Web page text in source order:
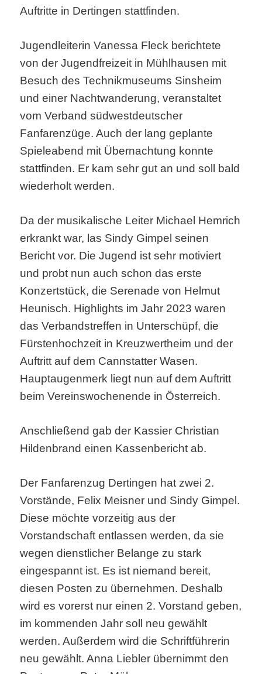
Auftritte in Dertingen stattfinden.
Jugendleiterin Vanessa Fleck berichtete
von der Jugendfreizeit in Mühlhausen mit
Besuch des Technikmuseums Sinsheim
und einer Nachtwanderung, veranstaltet
vom Verband südwestdeutscher
Fanfarenzüge. Auch der lang geplante
Spieleabend mit Übernachtung konnte
stattfinden. Er kam sehr gut an und soll bald
wiederholt werden.
Da der musikalische Leiter Michael Hemrich
erkrankt war, las Sindy Gimpel seinen
Bericht vor. Die Jugend ist sehr motiviert
und probt nun auch schon das erste
Konzertstück, die Serenade von Helmut
Heunisch. Highlights im Jahr 2023 waren
das Verbandstreffen in Unterschüpf, die
Fürstenhochzeit in Kreuzwertheim und der
Auftritt auf dem Cannstatter Wasen.
Hauptaugenmerk liegt nun auf dem Auftritt
beim Vereinswochenende in Österreich.
Anschließend gab der Kassier Christian
Hildenbrand einen Kassenbericht ab.
Der Fanfarenzug Dertingen hat zwei 2.
Vorstände, Felix Meisner und Sindy Gimpel.
Diese möchte vorzeitig aus der
Vorstandschaft entlassen werden, da sie
wegen dienstlicher Belange zu stark
eingespannt ist. Es ist niemand bereit,
diesen Posten zu übernehmen. Deshalb
wird es vorerst nur einen 2. Vorstand geben,
im kommenden Jahr soll neu gewählt
werden. Außerdem wird die Schriftführerin
neu gewählt. Anna Liebler übernimmt den